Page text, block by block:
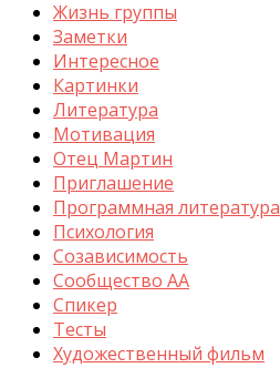
Жизнь группы
Заметки
Интересное
Картинки
Литература
Мотивация
Отец Мартин
Приглашение
Программная литература
Психология
Созависимость
Сообщество АА
Спикер
Тесты
Художественный фильм